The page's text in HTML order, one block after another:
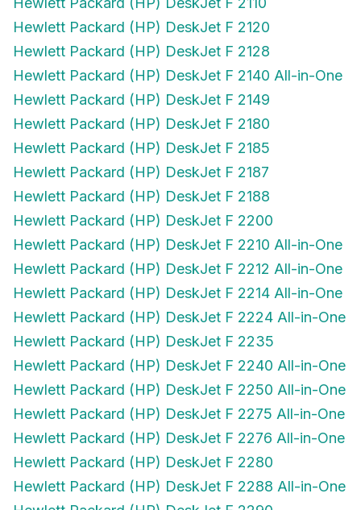
Hewlett Packard (HP) DeskJet F 2120
Hewlett Packard (HP) DeskJet F 2128
Hewlett Packard (HP) DeskJet F 2140 All-in-One
Hewlett Packard (HP) DeskJet F 2149
Hewlett Packard (HP) DeskJet F 2180
Hewlett Packard (HP) DeskJet F 2185
Hewlett Packard (HP) DeskJet F 2187
Hewlett Packard (HP) DeskJet F 2188
Hewlett Packard (HP) DeskJet F 2200
Hewlett Packard (HP) DeskJet F 2210 All-in-One
Hewlett Packard (HP) DeskJet F 2212 All-in-One
Hewlett Packard (HP) DeskJet F 2214 All-in-One
Hewlett Packard (HP) DeskJet F 2224 All-in-One
Hewlett Packard (HP) DeskJet F 2235
Hewlett Packard (HP) DeskJet F 2240 All-in-One
Hewlett Packard (HP) DeskJet F 2250 All-in-One
Hewlett Packard (HP) DeskJet F 2275 All-in-One
Hewlett Packard (HP) DeskJet F 2276 All-in-One
Hewlett Packard (HP) DeskJet F 2280
Hewlett Packard (HP) DeskJet F 2288 All-in-One
Hewlett Packard (HP) DeskJet F 2290